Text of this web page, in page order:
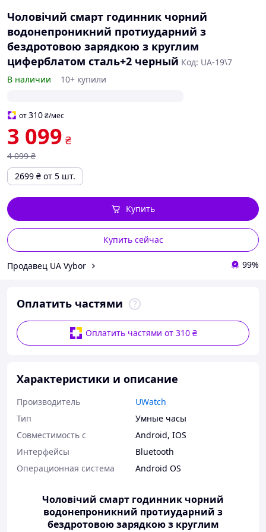
Чоловічий смарт годинник чорний
водонепроникний протиударний з
бездротовою зарядкою з круглим
циферблатом сталь+2 черный Код: UA-19\7
В наличии
10+ купили
от310₴/мес
3 099 ₴
4 099 ₴
2699 ₴ от 5 шт.
Купить сейчас
Купить
Продавец UA Vybor 99%
Оплатить частями
Оплатить частями от 310 ₴
Характеристики и описание
Производитель
UWatch
Тип
Умные часы
Совместимость с
Android, IOS
Интерфейсы
Bluetooth
Операционная система
Android OS
Чоловічий смарт годинник чорний
водонепроникний протиударний з
бездротовою зарядкою з круглим